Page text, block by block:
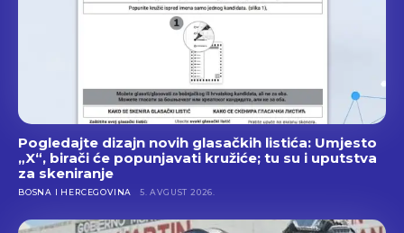
Pogledajte dizajn novih glasačkih listića: Umjesto
„X“, birači će popunjavati kružiće; tu su i uputstva
za skeniranje
BOSNA I HERCEGOVINA 5. AVGUST 2026.